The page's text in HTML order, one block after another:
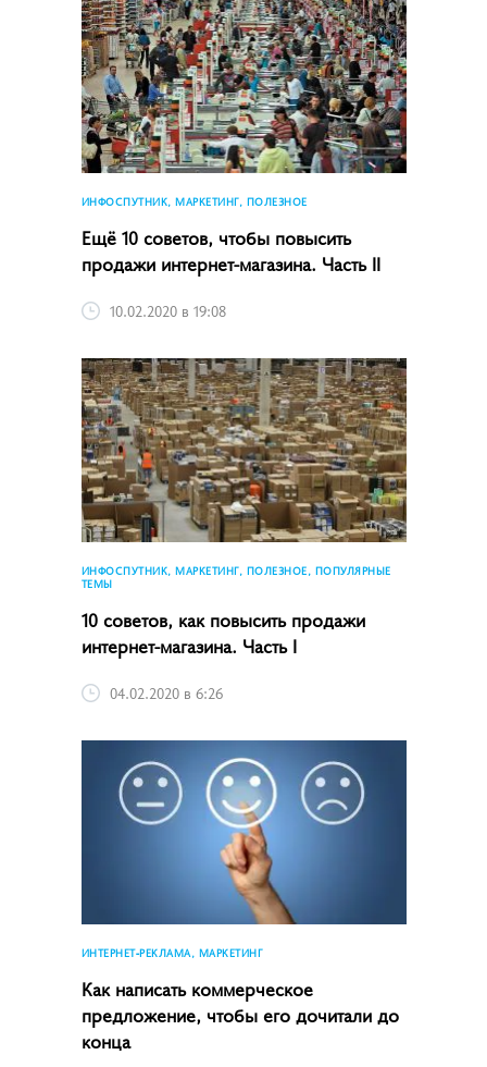
ИНФОСПУТНИК, МАРКЕТИНГ, ПОЛЕЗНОЕ
Ещё 10 советов, чтобы повысить
продажи интернет-магазина. Часть II
10.02.2020 в 19:08
ИНФОСПУТНИК, МАРКЕТИНГ, ПОЛЕЗНОЕ, ПОПУЛЯРНЫЕ
ТЕМЫ
10 советов, как повысить продажи
интернет-магазина. Часть I
04.02.2020 в 6:26
ИНТЕРНЕТ-РЕКЛАМА, МАРКЕТИНГ
Как написать коммерческое
предложение, чтобы его дочитали до
конца